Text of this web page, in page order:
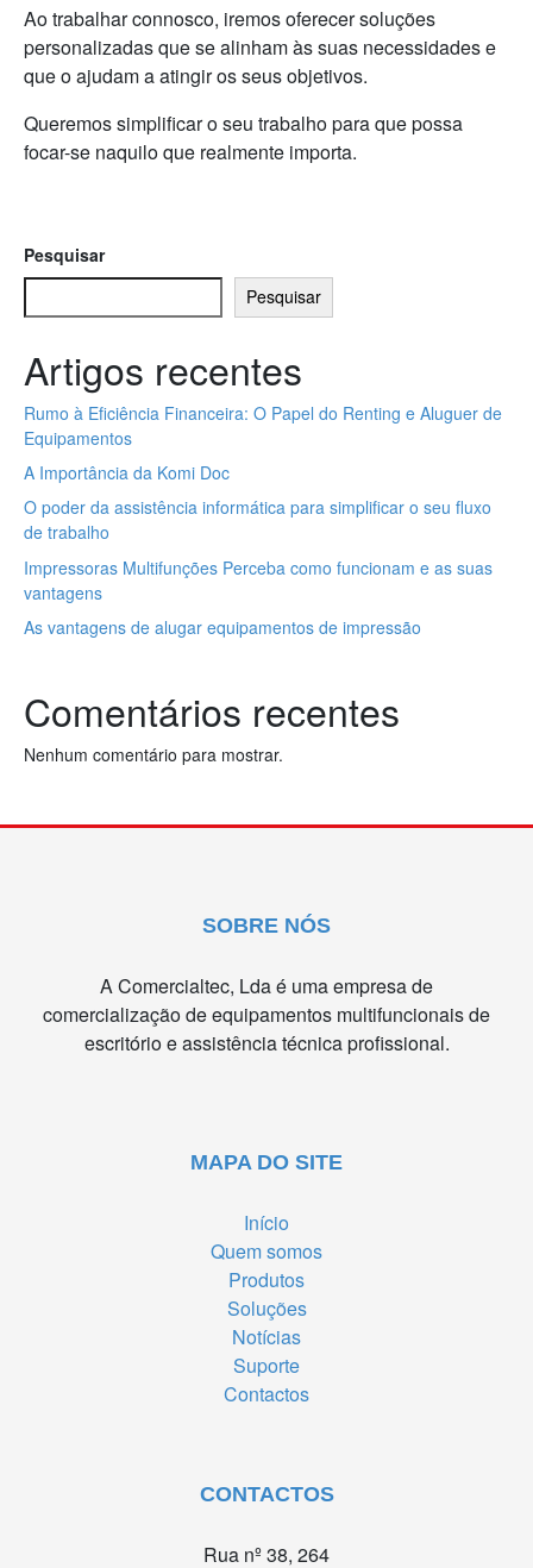
Ao trabalhar connosco, iremos oferecer soluções
personalizadas que se alinham às suas necessidades e
que o ajudam a atingir os seus objetivos.
Queremos simplificar o seu trabalho para que possa
focar-se naquilo que realmente importa.
Pesquisar
Pesquisar
Artigos recentes
Rumo à Eficiência Financeira: O Papel do Renting e Aluguer de
Equipamentos
A Importância da Komi Doc
O poder da assistência informática para simplificar o seu fluxo
de trabalho
Impressoras Multifunções Perceba como funcionam e as suas
vantagens
As vantagens de alugar equipamentos de impressão
Comentários recentes
Nenhum comentário para mostrar.
SOBRE NÓS
A Comercialtec, Lda é uma empresa de
comercialização de equipamentos multifuncionais de
escritório e assistência técnica profissional.
MAPA DO SITE
Início
Quem somos
Produtos
Soluções
Notícias
Suporte
Contactos
CONTACTOS
Rua nº 38, 264